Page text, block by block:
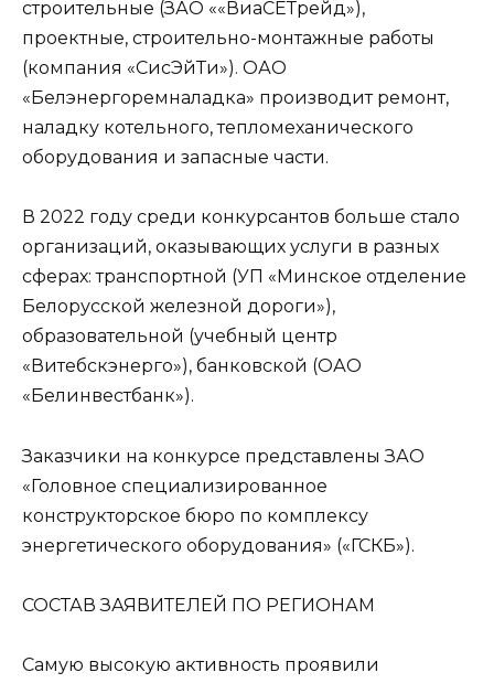
строительные (ЗАО ««ВиаСЕТрейд»),
проектные, строительно-монтажные работы
(компания «СисЭйТи»). ОАО
«Белэнергоремналадка» производит ремонт,
наладку котельного, тепломеханического
оборудования и запасные части.
В 2022 году среди конкурсантов больше стало
организаций, оказывающих услуги в разных
сферах: транспортной (УП «Минское отделение
Белорусской железной дороги»),
образовательной (учебный центр
«Витебскэнерго»), банковской (ОАО
«Белинвестбанк»).
Заказчики на конкурсе представлены ЗАО
«Головное специализированное
конструкторское бюро по комплексу
энергетического оборудования» («ГСКБ»).
СОСТАВ ЗАЯВИТЕЛЕЙ ПО РЕГИОНАМ
Самую высокую активность проявили